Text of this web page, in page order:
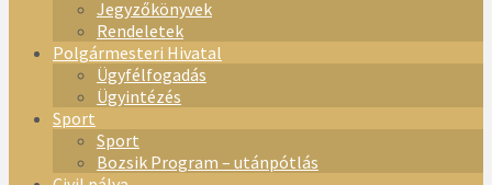
Jegyzőkönyvek
Rendeletek
Polgármesteri Hivatal
Ügyfélfogadás
Ügyintézés
Sport
Sport
Bozsik Program – utánpótlás